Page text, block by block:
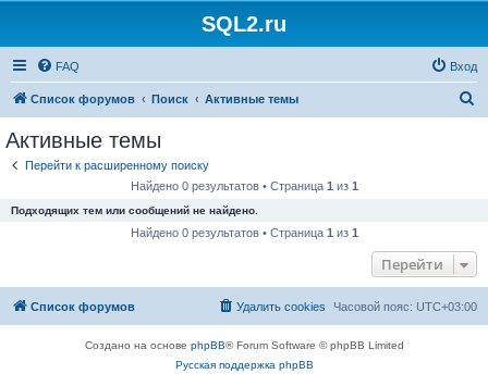
SQL2.ru
FAQ Вход
Список форумов Поиск Активные темы
Активные темы
Перейти к расширенному поиску
Найдено 0 результатов • Страница 1 из 1
Подходящих тем или сообщений не найдено.
Найдено 0 результатов • Страница 1 из 1
Перейти
Список форумов Часовой пояс: UTC+03:00
Удалить cookies
Создано на основе phpBB® Forum Software © phpBB Limited
Русская поддержка phpBB